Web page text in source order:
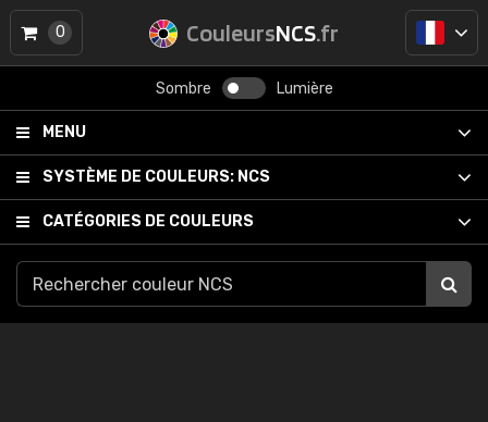
CouleursNCS.fr
Sombre Lumière
MENU
SYSTÈME DE COULEURS: NCS
CATÉGORIES DE COULEURS
0